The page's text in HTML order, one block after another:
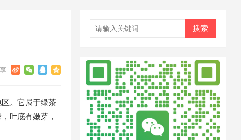
。它属于绿茶
叶底有嫩芽，
搜索